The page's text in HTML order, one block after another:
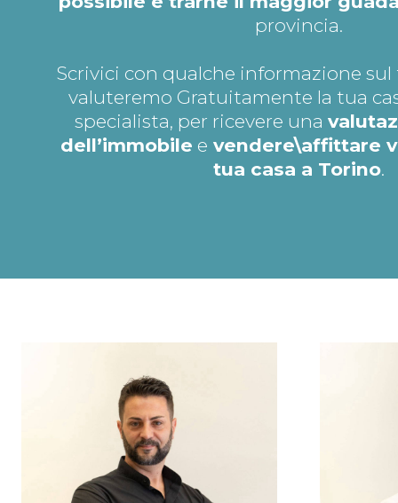
provincia.
Scrivici con qualche informazione
valuteremo Gratuitamente la tua
specialista, per ricevere una
dell’immobile e vendere\affittare
tua casa a Torino.